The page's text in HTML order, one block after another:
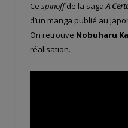
Ce spinoffde la sagaA
d’un manga publié au
On retrouve Nobuharu
réalisation.